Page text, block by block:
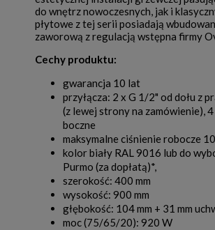
do wnętrz nowoczesnych, jak i
płytowe z tej serii posiadają
zaworową z regulacją wstępna firmy
Cechy produktu:
gwarancja 10 lat
przyłącza: 2 x G 1/2" od dołu z
(z lewej strony na zamówienie),
boczne
maksymalne ciśnienie robocze
kolor biały RAL 9016 lub do
Purmo (za dopłatą)*,
szerokość: 400 mm
wysokość: 900 mm
głębokość: 104 mm + 31 mm
moc (75/65/20): 920 W